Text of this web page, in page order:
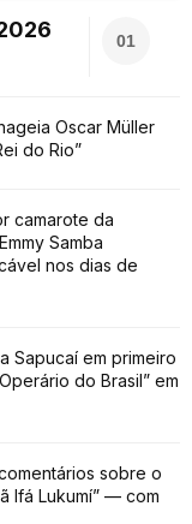
01
Oscar Müller
do Rio”
camarote da
Samba
nos dias de
Sapucaí em primeiro
do Brasil” em
sobre o
Ifá Lukumí” — com